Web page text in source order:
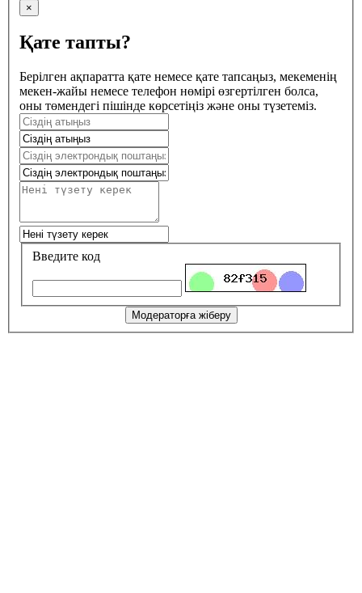
×
Қате тапты?
Берілген ақпаратта қате немесе қате тапсаңыз, мекеменің
мекен-жайы немесе телефон нөмірі өзгертілген болса,
оны төмендегі пішінде көрсетіңіз және оны түзетеміз.
Введите код
Модераторға жіберу